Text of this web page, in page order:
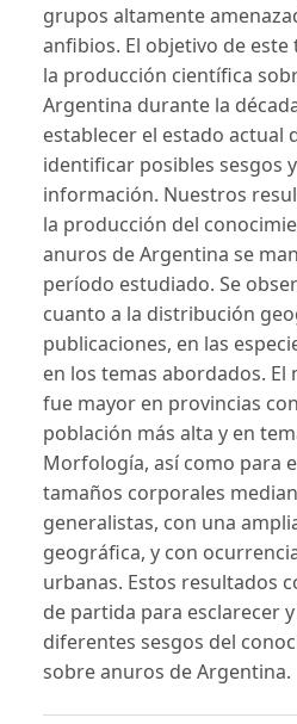
grupos altamente
anfibios. El objetivo de
la producción científica
Argentina durante la
establecer el estado actual
identificar posibles sesgos
información. Nuestros
la producción del
anuros de Argentina se
período estudiado. Se
cuanto a la distribución
publicaciones, en las
en los temas abordados.
fue mayor en provincias
población más alta y en
Morfología, así como para
tamaños corporales
generalistas, con una
geográfica, y con
urbanas. Estos resultados
de partida para esclarecer
diferentes sesgos del
sobre anuros de Argentina.